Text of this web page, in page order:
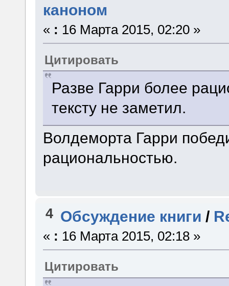
каноном
« : 16 Марта 2015, 02:20 »
Цитировать
Разве Гарри более
тексту не заметил.
Волдеморта Гарри
рациональностью.
4 Обсуждение книги /
« : 16 Марта 2015, 02:18 »
Цитировать